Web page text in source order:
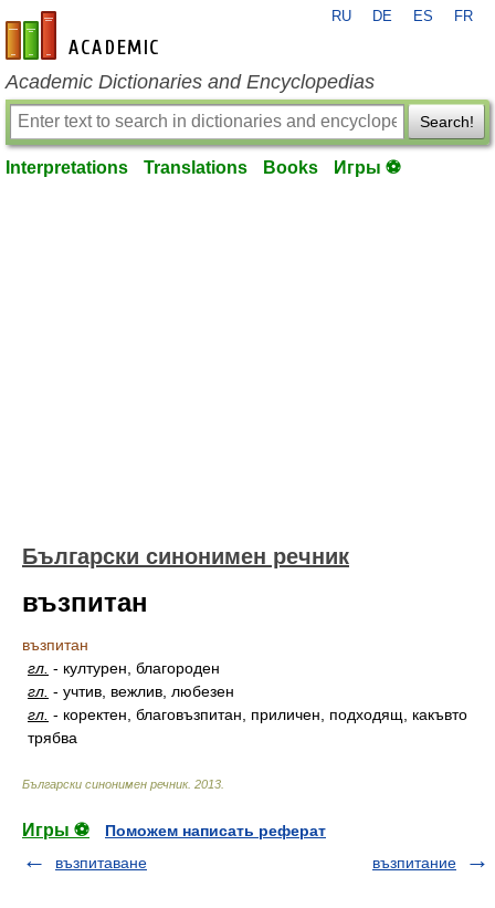
en-academic.com
RU DE ES FR
Academic Dictionaries and Encyclopedias
Search!
Interpretations Translations Books Игры ⚽
Български синонимен речник
възпитан
възпитан
гл. - културен, благороден
гл. - учтив, вежлив, любезен
гл. - коректен, благовъзпитан, приличен, подходящ, какъвто
трябва
Български синонимен речник. 2013
Игры ⚽
Поможем написать реферат
възпитаване
възпитание